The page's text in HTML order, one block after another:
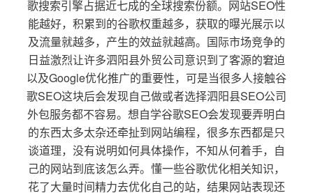
歌搜索引擎占据近七成的全球搜索份额。网站SEO性
能越好，积累到的谷歌权重越多，获取的曝光展示以
及流量就越多，产生的效益就越高。国际市场竞争的
日益激烈让许多泗阳县外贸公司意识到了客源的窘迫
以及Google优化推广的重要性，可是当很多人接触谷
歌SEO这块后会发现自己做或者选择泗阳县SEO公司
外包服务都不容易。想自学谷歌SEO会发现要弄明白
的东西太多太杂还牵扯到网站编程，很多东西都是只
谈道理，没有说明如何具体操作，不知从何着手，自
己的网站到底该怎么弄。懂一些谷歌优化相关知识，
花了大量时间精力去优化自己的站，结果网站表现还